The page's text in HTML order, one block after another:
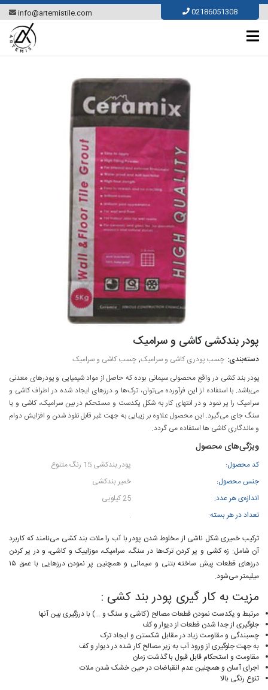
Skip
to
content
info@artemistile.com 02186051308
پودر بندکشی کاشی و سرامیک
چسب پودری کاشی و سرامیک, چسب کاشی و سرامیک
پودر بند کشی در واقع محصولی سیمانی بوده که حاصل از مواد شیمیایی و پودرهای معدنی
می‌باشد. با استفاده از این فرآورده می‌توان، ترک‌ها و درزهای ایجاد شده در اطراف کاشی و
سرامیک را پر نمود و در انتهای کار به شکل یکدست و مستحکم در بین سرامیک، کاشی و یا
سنگ جای می‌گیرد. این محصول علاوه بر زیبایی به جهت غیر قابل نفوذ شدن و افزایش دوام
و ماندگاری کاشی ها استفاده می گردد.
ویژگی‌های محصول
کد محصول:
پودر بندکشی 15 رنگ متنوع
جنس محصول:
خمیر بندکشی
اندازه‌ی هر عدد:
25 کیلویی
تعداد در هر بسته:
.
ترکیب خمیری شکل ناشی از مخلوط شدن پودر با آب را ملات بند کشی می‌نامند که کاربرد
آن شامل: زه کشی و پر کردن ترک‌ها در سنگ، سرامیک، موزاییک و کاشی، و در پر کردن
درزهای قطعات پیش ساخته بتنی و سیمانی و همچنین پر نمودن درزهایی با عمق ۱۵
میلیمتر می‌شود.
مزیت به کار گیری پودر بند کشی :
مرتبط و یکدست نمودن قطعات مصالح (کاشی و سنگ و …) با درزگیری بین آنها
جلوگیری از جدا شدن قطعات از دیوار و کف
چسبندگی و مقاومت زیاد در مقابل شکستن و ایجاد ترک
به جهت جلوگیری از ورود آب به زیر مصالح کار شده در دیوار و کف
مقاومت و استحکام قابل قبول با گذشت زمان
اجرای آسان و همچنین عدم انقباضات در حین خشک شدن ملات
تنوع رنگی بالا